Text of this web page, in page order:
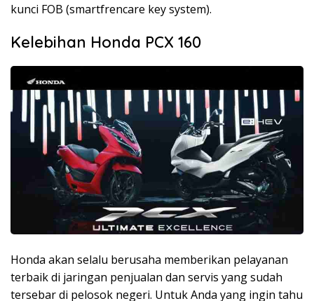
kunci FOB (smartfrencare key system).
Kelebihan Honda PCX 160
Honda akan selalu berusaha memberikan pelayanan
terbaik di jaringan penjualan dan servis yang sudah
tersebar di pelosok negeri. Untuk Anda yang ingin tahu